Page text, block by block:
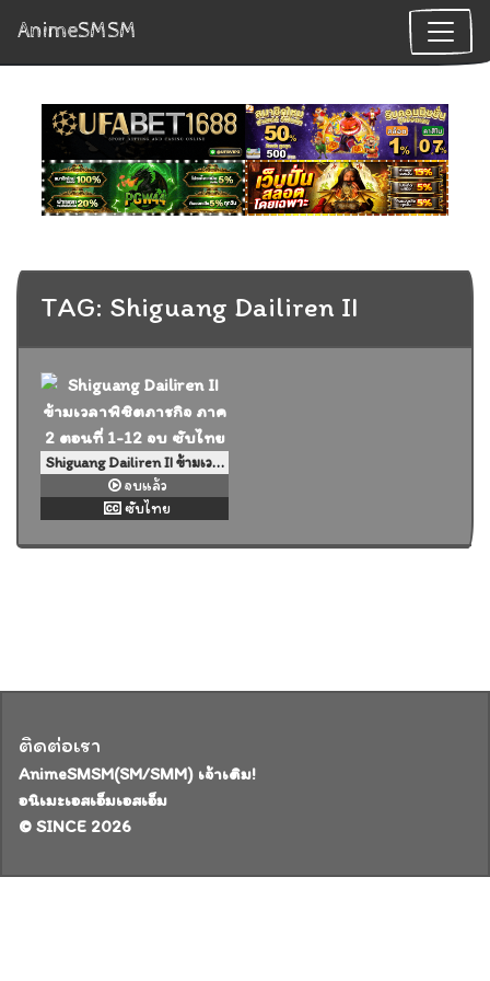
AnimeSMSM
TAG: Shiguang Dailiren II
Shiguang Dailiren II ข้ามเวลาพิชิตภารกิจ ภาค 2 ตอนที่ 1-12 จบ ซับไทย
จบแล้ว
ซับไทย
ติดต่อเรา
AnimeSMSM(SM/SMM) เจ้าเดิม!
อนิเมะเอสเอ็มเอสเอ็ม
© SINCE 2026